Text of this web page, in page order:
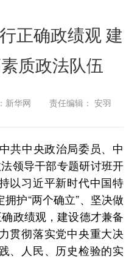
正确政绩观 建
质政法队伍
新华网 责任编辑： 安羽
中央政治局委员、中
领导干部专题研讨班开
以习近平新时代中国特
护“两个确立”、坚决做
政绩观，建设德才兼备
贯彻落实党中央重大决
、人民、历史检验的实